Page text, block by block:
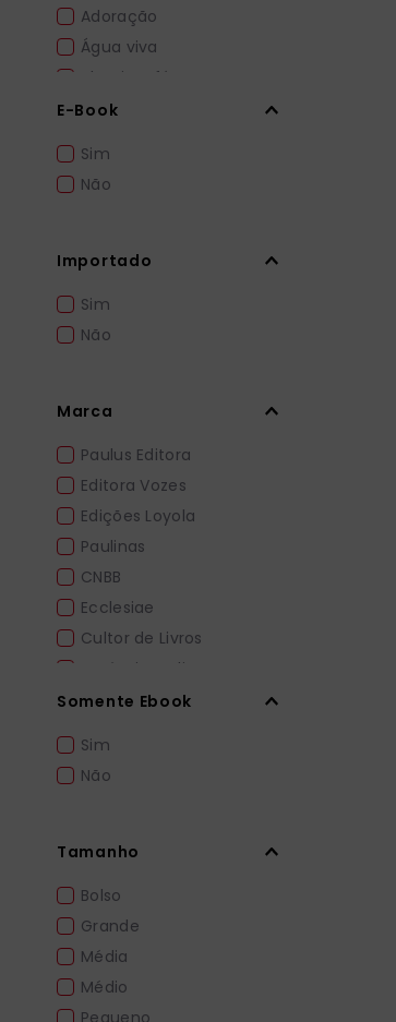
Adoração
Água viva
Alegria e fé
Amantes do mistério
E-Book
Sim
Não
Importado
Sim
Não
Marca
Paulus Editora
Editora Vozes
Edições Loyola
Paulinas
CNBB
Ecclesiae
Cultor de Livros
Autêntica Editora
Paulus Editora Portugal
Somente Ebook
Sim
Não
Tamanho
Bolso
Grande
Média
Médio
Pequeno